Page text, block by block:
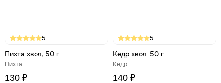
5
Пихта хвоя, 50 г
Пихта
130 ₽
5
Кедр хвоя, 50 г
Кедр
140 ₽